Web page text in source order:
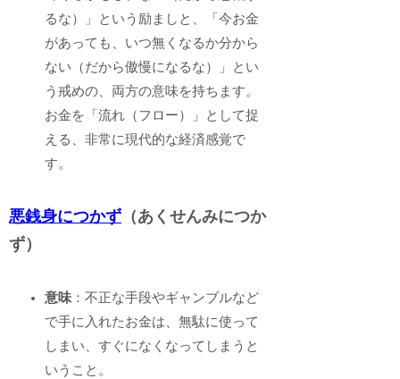
るな）」という励ましと、「今お金
があっても、いつ無くなるか分から
ない（だから傲慢になるな）」とい
う戒めの、両方の意味を持ちます。
お金を「流れ（フロー）」として捉
える、非常に現代的な経済感覚で
す。
悪銭身につかず（あくせんみにつか
ず）
意味：不正な手段やギャンブルなど
で手に入れたお金は、無駄に使って
しまい、すぐになくなってしまうと
いうこと。